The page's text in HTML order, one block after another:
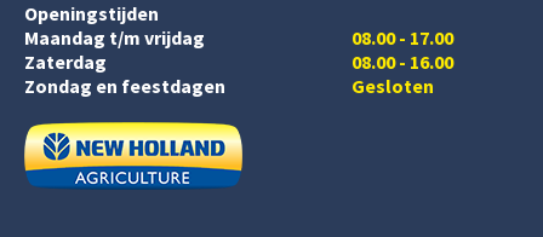
Openingstijden
Maandag t/m vrijdag
Zaterdag
08.00 - 17.00
08.00 - 16.00
Zondag en feestdagen
Gesloten